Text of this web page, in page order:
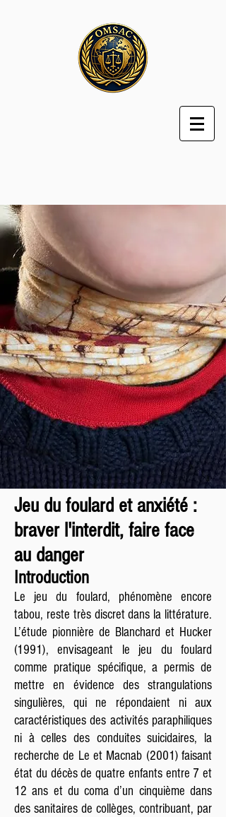
Jeu du foulard et anxiété :
braver l'interdit, faire face
au danger
Introduction
Le jeu du foulard, phénomène encore
tabou, reste très discret dans la littérature.
L’étude pionnière de Blanchard et Hucker
(1991), envisageant le jeu du foulard
comme pratique spécifique, a permis de
mettre en évidence des strangulations
singulières, qui ne répondaient ni aux
caractéristiques des activités paraphiliques
ni à celles des conduites suicidaires, la
recherche de Le et Macnab (2001) faisant
état du décès de quatre enfants entre 7 et
12 ans et du coma d’un cinquième dans
des sanitaires de collèges, contribuant, par